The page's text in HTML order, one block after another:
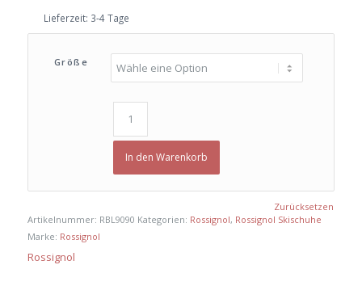
€ 200,00
Lieferzeit: 3-4 Tage
Größe
Zurücksetzen
In den Warenkorb
Artikelnummer: RBL9090 Kategorien: Rossignol, Rossignol Skischuhe
Marke: Rossignol
Rossignol